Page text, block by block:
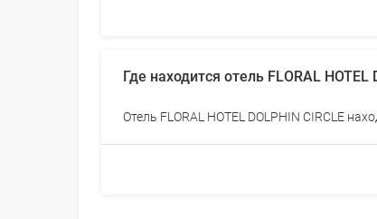
Где находится отель FLORAL HOTEL
Отель FLORAL HOTEL DOLPHIN CIRCLE